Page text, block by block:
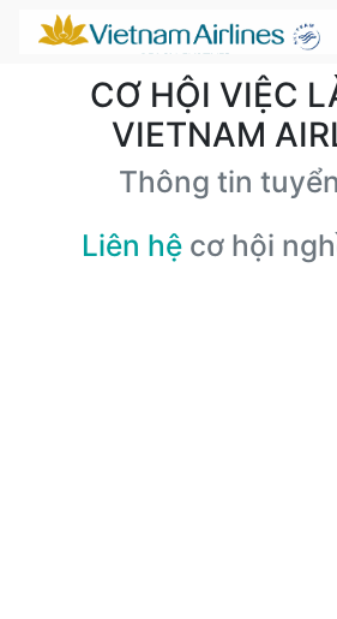
CƠ HỘI VIỆC
VIETNAM
Thông tin
Liên hệ cơ hội